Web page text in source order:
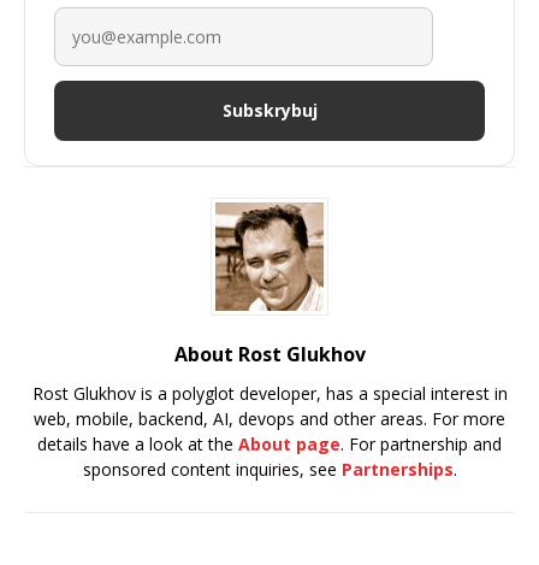
Subskrybuj
About Rost Glukhov
Rost Glukhov is a polyglot developer, has a special interest in
web, mobile, backend, AI, devops and other areas. For more
details have a look at the About page. For partnership and
sponsored content inquiries, see Partnerships.